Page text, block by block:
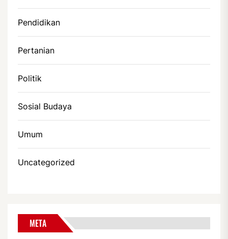
Pendidikan
Pertanian
Politik
Sosial Budaya
Umum
Uncategorized
META